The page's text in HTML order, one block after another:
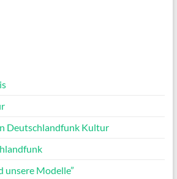
Deutschlandfunk Kultur
unsere Modelle”